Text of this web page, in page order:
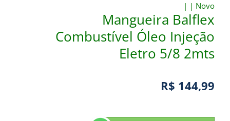
| | Novo
Mangueira Balflex
Combustível Óleo Injeção
Eletro 5/8 2mts
R$ 144,99